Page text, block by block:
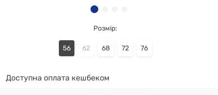
Розмір:
56 62 68 72 76
Доступна оплата кешбеком